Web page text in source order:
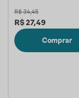
R$ 34,45
R$ 27,49
Comprar